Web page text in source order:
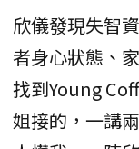
欣儀發現失智
者身心狀態、
找到Young
姐接的，一講